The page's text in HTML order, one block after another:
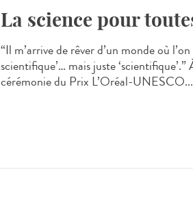
La science pour
“Il m’arrive de rêver d’un monde où
scientifique’… mais juste ‘scientifique’.”
cérémonie du Prix L’Oréal-UNESCO...